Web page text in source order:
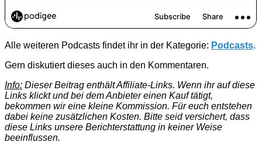
Alle weiteren Podcasts findet ihr in der Kategorie: Podcasts.
Gern diskutiert dieses auch in den Kommentaren.
Info: Dieser Beitrag enthält Affiliate-Links. Wenn ihr auf diese
Links klickt und bei dem Anbieter einen Kauf tätigt,
bekommen wir eine kleine Kommission. Für euch entstehen
dabei keine zusätzlichen Kosten. Bitte seid versichert, dass
diese Links unsere Berichterstattung in keiner Weise
beeinflussen.